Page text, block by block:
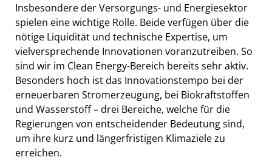
Insbesondere der Versorgungs- und Energiesektor
spielen eine wichtige Rolle. Beide verfügen über die
nötige Liquidität und technische Expertise, um
vielversprechende Innovationen voranzutreiben. So
sind wir im Clean Energy-Bereich bereits sehr aktiv.
Besonders hoch ist das Innovationstempo bei der
erneuerbaren Stromerzeugung, bei Biokraftstoffen
und Wasserstoff – drei Bereiche, welche für die
Regierungen von entscheidender Bedeutung sind,
um ihre kurz und längerfristigen Klimaziele zu
erreichen.